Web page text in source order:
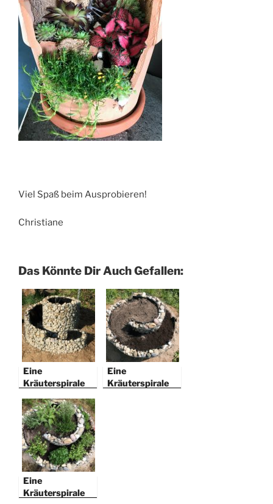
Viel Spaß beim Ausprobieren!
Christiane
Das Könnte Dir Auch Gefallen:
Eine
Kräuterspirale
Planung und
Aufbau
Eine
Kräuterspirale
Eine
Kräuterspirale